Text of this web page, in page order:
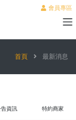
會員專區
首頁 最新消息
告資訊 特約商家